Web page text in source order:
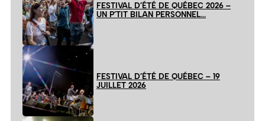
FESTIVAL D’ÉTÉ DE QUÉBEC 2026 –
UN P’TIT BILAN PERSONNEL…
FESTIVAL D’ÉTÉ DE QUÉBEC – 19
JUILLET 2026